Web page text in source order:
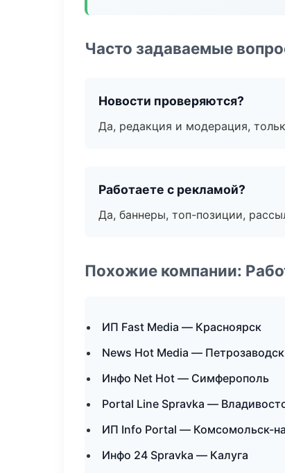
Часто задаваемые
Новости проверяются?
Да, редакция и модерация,
Работаете с рекламой?
Да, баннеры, топ-позиции,
Похожие компании:
ИП Fast Media — Красноярск
News Hot Media — Петрозаводск
Инфо Net Hot — Симферополь
Portal Line Spravka —
ИП Info Portal — Комсомольск-
Инфо 24 Spravka — Калуга